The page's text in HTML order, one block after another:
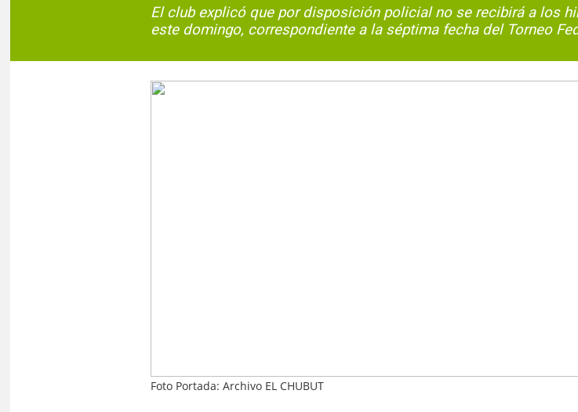
El club explicó que por disposición policial no se recibirá a los
este domingo, correspondiente a la séptima fecha del Torneo
Foto Portada: Archivo EL CHUBUT